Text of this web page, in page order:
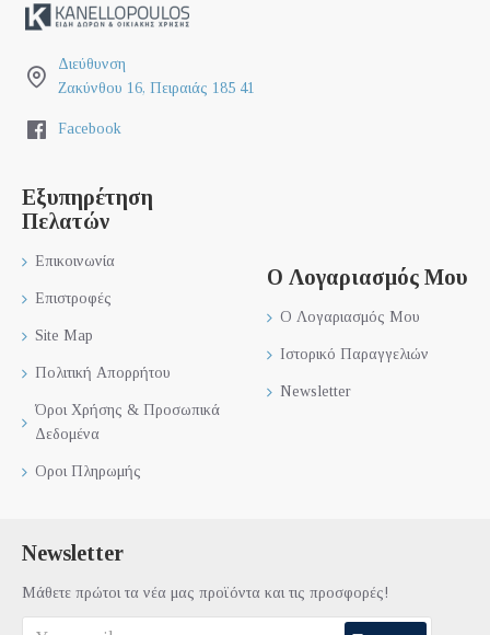
Διεύθυνση
Ζακύνθου 16, Πειραιάς 185 41
Facebook
Εξυπηρέτηση
Πελατών
Επικοινωνία
Επιστροφές
Site Map
Πολιτική Απορρήτου
Όροι Χρήσης & Προσωπικά
Δεδομένα
Οροι Πληρωμής
Ο Λογαριασμός Μου
Ο Λογαριασμός Μου
Ιστορικό Παραγγελιών
Newsletter
Newsletter
Μάθετε πρώτοι τα νέα μας προϊόντα και τις προσφορές!